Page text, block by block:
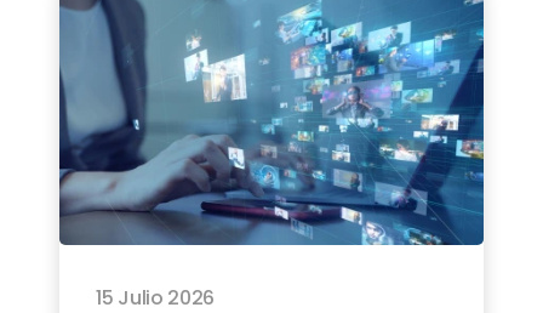
15 Julio 2026